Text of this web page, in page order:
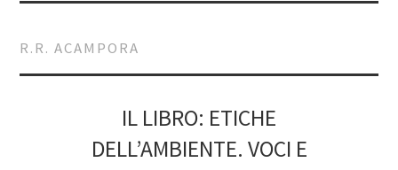
ACQUISTALO
DEFINIZIONI
R.R. ACAMPORA
IL LIBRO: ETICHE
DELL’AMBIENTE. VOCI E